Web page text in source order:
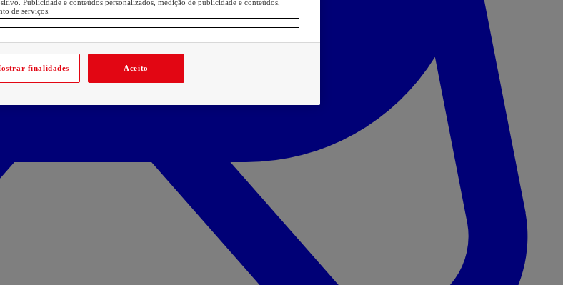
Publicidade e conteúdos personalizados, medição de publicidade e conteúdos,
de serviços.
finalidades Aceito